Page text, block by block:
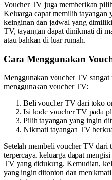
Voucher TV juga memberikan
Keluarga dapat memilih tayangan
keinginan dan jadwal yang
TV, tayangan dapat dinikmati di
atau bahkan di luar rumah.
Cara Menggunakan
Menggunakan voucher TV sangat
menggunakan voucher TV:
Beli voucher TV dari toko
Isi kode voucher TV pada
Pilih tayangan yang ingin
Nikmati tayangan TV
Setelah membeli voucher TV dari
terpercaya, keluarga dapat
TV yang didukung. Kemudian,
yang ingin ditonton dan